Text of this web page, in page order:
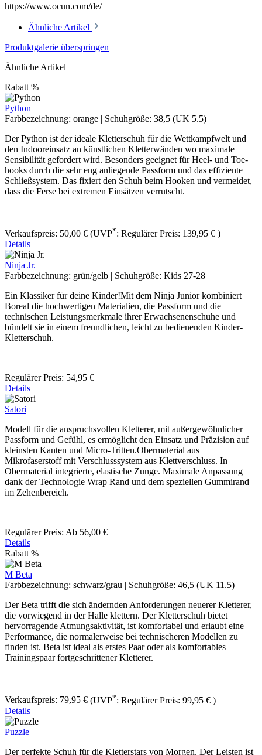
https://www.ocun.com/de/
Ähnliche Artikel
Produktgalerie überspringen
Ähnliche Artikel
Rabatt %
Python
Farbbezeichnung: orange | Schuhgröße: 38,5 (UK 5.5)
Der Python ist der ideale Kletterschuh für die Wettkampfwelt und
den Indooreinsatz an künstlichen Kletterwänden wo maximale
Sensibilität gefordert wird. Besonders geeignet für Heel- und Toe-
hooks durch die sehr eng anliegende Passform und das effiziente
Schließsystem. Das fixiert den Schuh beim Hooken und vermeidet,
dass die Ferse bei extremen Einsätzen verrutscht.
Verkaufspreis: 50,00 € (UVP*: Regulärer Preis: 139,95 € )
Details
Ninja Jr.
Farbbezeichnung: grün/gelb | Schuhgröße: Kids 27-28
Ein Klassiker für deine Kinder!Mit dem Ninja Junior kombiniert
Boreal die hochwertigen Materialien, die Passform und die
technischen Leistungsmerkmale ihrer Erwachsenenschuhe und
bündelt sie in einem freundlichen, leicht zu bedienenden Kinder-
Kletterschuh.
Regulärer Preis: 54,95 €
Details
Satori
Modell für die anspruchsvollen Kletterer, mit außergewöhnlicher
Passform und Gefühl, es ermöglicht den Einsatz und Präzision auf
kleinsten Kanten und Micro-Tritten.Obermaterial aus
Mikrofaserstoff mit Verschlusssystem aus Klettverschluss. In
Obermaterial integrierte, elastische Zunge. Maximale Anpassung
dank der Technologie Wrap Rand und dem speziellen Gummirand
im Zehenbereich.
Regulärer Preis: Ab 56,00 €
Details
Rabatt %
M Beta
Farbbezeichnung: schwarz/grau | Schuhgröße: 46,5 (UK 11.5)
Der Beta ​trifft die sich ändernden Anforderungen neuerer Kletterer,
die vorwiegend in der Halle klettern. Der Kletterschuh bietet
hervorragende Atmungsaktivität, ist komfortabel und erlaubt eine
Performance, die normalerweise bei technischeren Modellen zu
finden ist. Beta ist ideal als erstes Paar oder als komfortables
Trainingspaar fortgeschrittener Kletterer.
Verkaufspreis: 79,95 € (UVP*: Regulärer Preis: 99,95 € )
Details
Puzzle
Der perfekte Schuh für die Kletterstars von Morgen. Der Leisten ist